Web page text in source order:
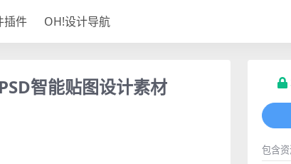
插件 OH!设计导航
智能贴图设计素材
包含